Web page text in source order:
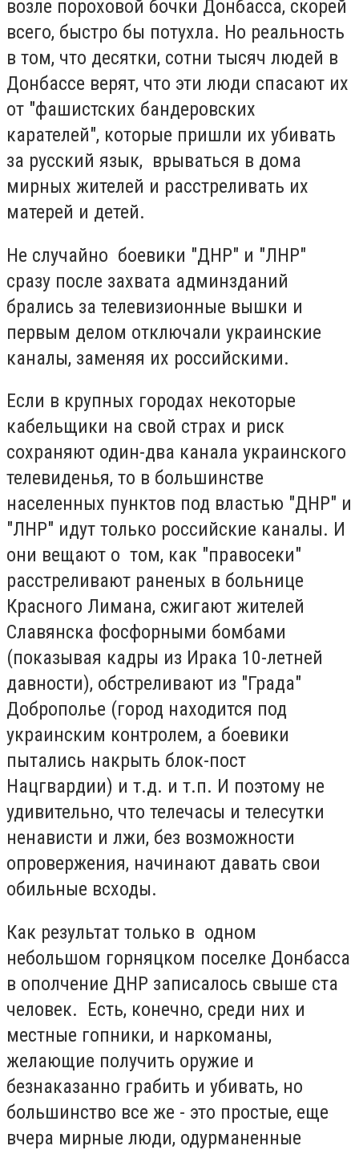
возле пороховой бочки Донбасса, скорей
всего, быстро бы потухла. Но реальность
в том, что десятки, сотни тысяч людей в
Донбассе верят, что эти люди спасают их
от "фашистских бандеровских
карателей", которые пришли их убивать
за русский язык, врываться в дома
мирных жителей и расстреливать их
матерей и детей.
Не случайно боевики "ДНР" и "ЛНР"
сразу после захвата админзданий
брались за телевизионные вышки и
первым делом отключали украинские
каналы, заменяя их российскими.
Если в крупных городах некоторые
кабельщики на свой страх и риск
сохраняют один-два канала украинского
телевиденья, то в большинстве
населенных пунктов под властью "ДНР" и
"ЛНР" идут только российские каналы. И
они вещают о том, как "правосеки"
расстреливают раненых в больнице
Красного Лимана, сжигают жителей
Славянска фосфорными бомбами
(показывая кадры из Ирака 10-летней
давности), обстреливают из "Града"
Доброполье (город находится под
украинским контролем, а боевики
пытались накрыть блок-пост
Нацгвардии) и т.д. и т.п. И поэтому не
удивительно, что телечасы и телесутки
ненависти и лжи, без возможности
опровержения, начинают давать свои
обильные всходы.
Как результат только в одном
небольшом горняцком поселке Донбасса
в ополчение ДНР записалось свыше ста
человек. Есть, конечно, среди них и
местные гопники, и наркоманы,
желающие получить оружие и
безнаказанно грабить и убивать, но
большинство все же - это простые, еще
вчера мирные люди, одурманенные